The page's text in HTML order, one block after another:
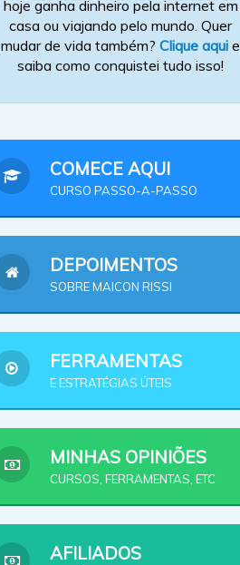
hoje ganha dinheiro pela internet em
casa ou viajando pelo mundo. Quer
mudar de vida também? Clique aqui e
saiba como conquistei tudo isso!
COMECE AQUI
CURSO PASSO-A-PASSO
DEPOIMENTOS
SOBRE MAICON RISSI
FERRAMENTAS
E ESTRATÉGIAS ÚTEIS
MINHAS OPINIÕES
CURSOS, FERRAMENTAS, ETC
AFILIADOS